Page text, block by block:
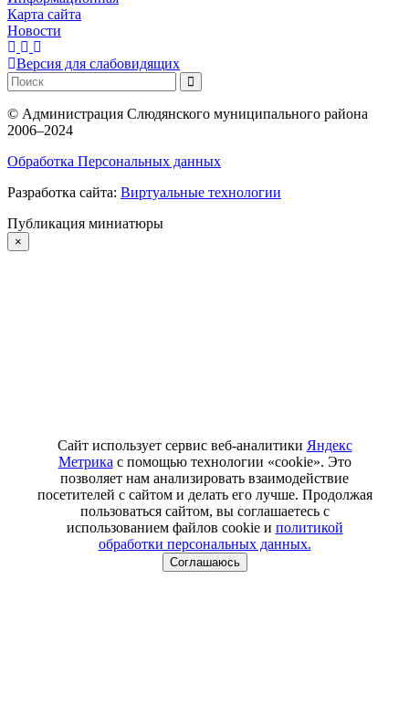
Карта сайта
Новости
Версия для слабовидящих
© Администрация Слюдянского муниципального района
2006–2024
Обработка Персональных данных
Разработка сайта: Виртуальные технологии
Публикация миниатюры
×
Сайт использует сервис веб-аналитики Яндекс
Метрика с помощью технологии «cookie». Это
позволяет нам анализировать взаимодействие
посетителей с сайтом и делать его лучше. Продолжая
пользоваться сайтом, вы соглашаетесь с
использованием файлов cookie и политикой
обработки персональных данных.
Соглашаюсь